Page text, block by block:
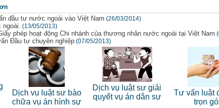
đầu tư nước ngoài vào Việt Nam (26/03/2014)
(13/05/2013)
phép hoạt động Chi nhánh của thương nhân nước ngoài tại Việt Nam
Đầu tư chuyên nghiệp (07/05/2013)
vụ luật sư bào
chữa vụ án hình sự
Dịch vụ luật sư giải
quyết vụ án dân sự
Tư vấn luật đất
trọn gói